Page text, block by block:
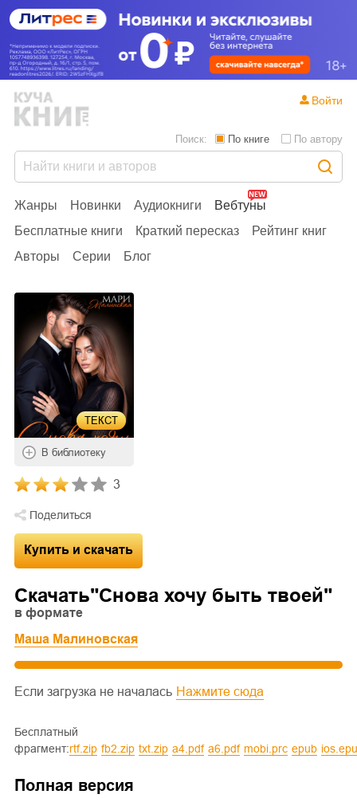
Жанры Новинки Аудиокниги
Вебтуны
Бесплатные книги
Краткий пересказ
Рейтинг книг
Авторы
Серии Блог
Поиск: По книге По автору
Войти
ТЕКСТ
В библиотеку
3
Поделиться
Скачать"Снова хочу быть твоей"
в формате
Маша Малиновская
Если загрузка не началась Нажмите сюда
Бесплатный
фрагмент:rtf.zip fb2.zip txt.zip a4.pdf a6.pdf mobi.prc epub
Купить и скачать
Полная версия